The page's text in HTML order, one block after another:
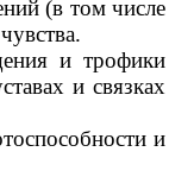
(в том числе
и трофики
и связках
и